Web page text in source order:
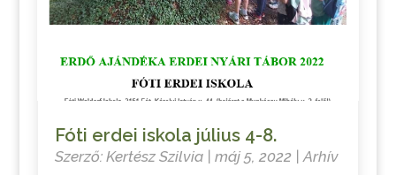
Fóti erdei iskola július 4-8.
Szerző: Kertész Szilvia| máj 5, 2022| Arhív